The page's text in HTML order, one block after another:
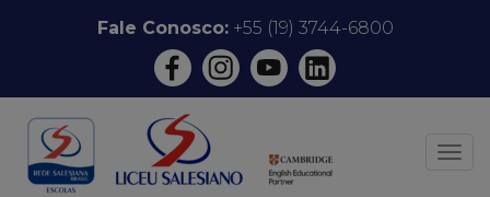
conteúdo
Fale Conosco:+55 (19) 3744-6800